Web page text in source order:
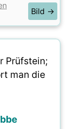
Bild →
Prüfstein;
man die